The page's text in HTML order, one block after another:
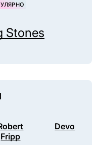
Stones
Fripp
Devo